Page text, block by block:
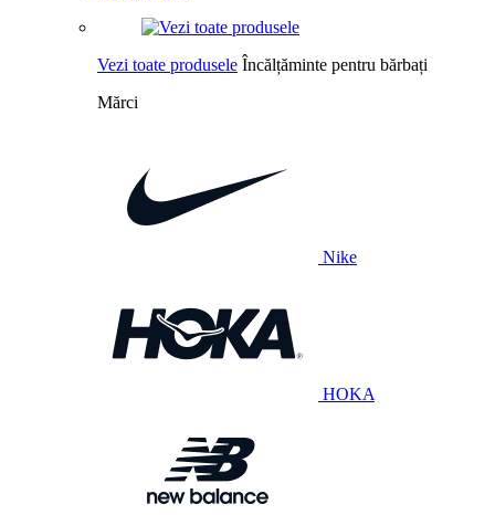
Vezi toate produsele Încălțăminte pentru bărbați
Mărci
Nike
HOKA